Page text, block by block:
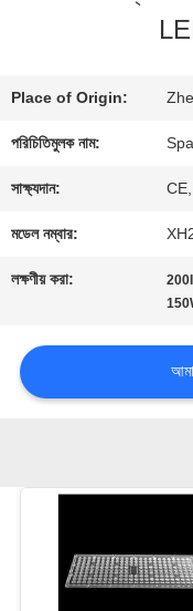
নিয়ন্ত্রণ
সাথে
যোগাযোগ
খবর
Place of Origin:
পরিচিতিমুলক নাম:
সাক্ষ্যদান:
মডেল নম্বার:
লক্ষণীয় করা: